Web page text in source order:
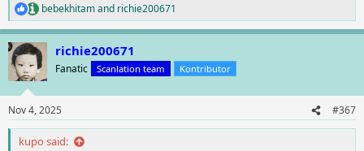
R
e
a
c
t
i
n
s
:
bebekhitamand richie200671
richie200671
Fanatic Scanlation team Kontributor
Nov 4, 2025 #367
kupo said: